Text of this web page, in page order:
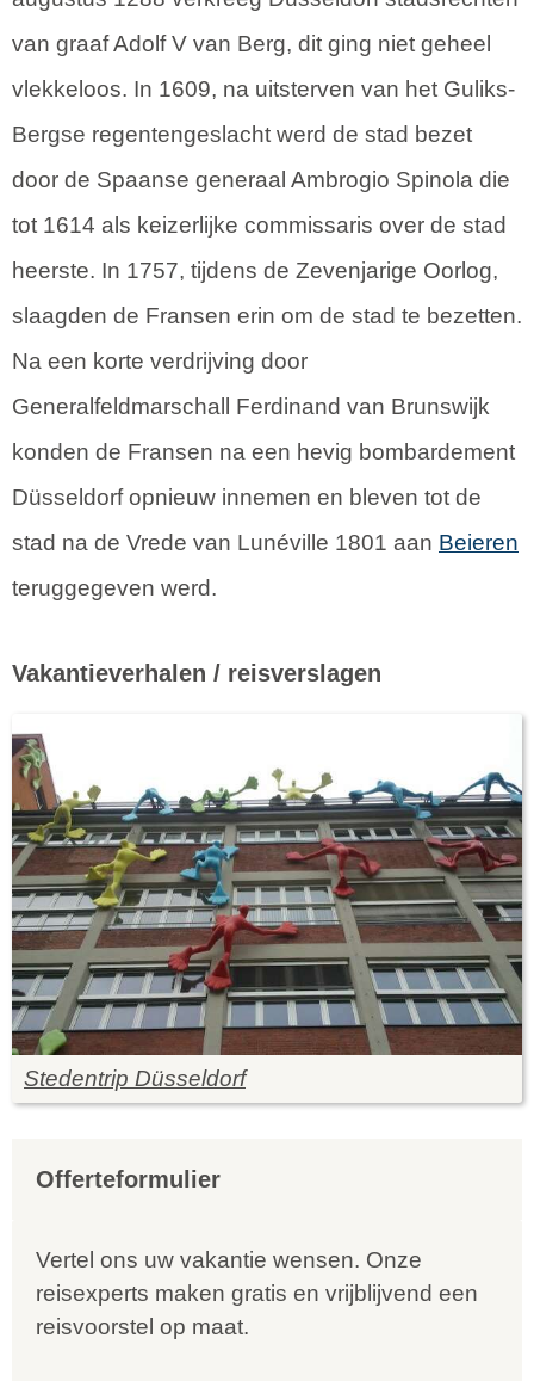
van graaf Adolf V van Berg, dit ging niet geheel
vlekkeloos. In 1609, na uitsterven van het Guliks-
Bergse regentengeslacht werd de stad bezet
door de Spaanse generaal Ambrogio Spinola die
tot 1614 als keizerlijke commissaris over de stad
heerste. In 1757, tijdens de Zevenjarige Oorlog,
slaagden de Fransen erin om de stad te bezetten.
Na een korte verdrijving door
Generalfeldmarschall Ferdinand van Brunswijk
konden de Fransen na een hevig bombardement
Düsseldorf opnieuw innemen en bleven tot de
stad na de Vrede van Lunéville 1801 aan Beieren
teruggegeven werd.
Vakantieverhalen / reisverslagen
Stedentrip Düsseldorf
Offerteformulier
Vertel ons uw vakantie wensen. Onze
reisexperts maken gratis en vrijblijvend een
reisvoorstel op maat.